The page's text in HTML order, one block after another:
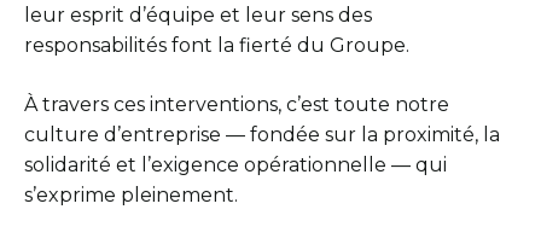
leur esprit d’équipe et leur sens des
responsabilités font la fierté du Groupe.
À travers ces interventions, c’est toute notre
culture d’entreprise — fondée sur la proximité, la
solidarité et l’exigence opérationnelle — qui
s’exprime pleinement.